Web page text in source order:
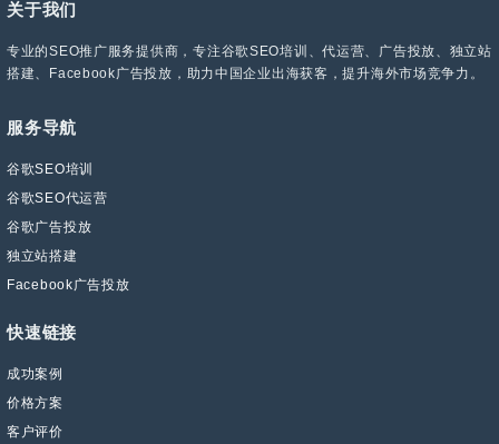
关于我们
专业的SEO推广服务提供商，专注谷歌SEO培训、代运营、广告投放、独立站
搭建、Facebook广告投放，助力中国企业出海获客，提升海外市场竞争力。
服务导航
谷歌SEO培训
谷歌SEO代运营
谷歌广告投放
独立站搭建
Facebook广告投放
快速链接
成功案例
价格方案
客户评价